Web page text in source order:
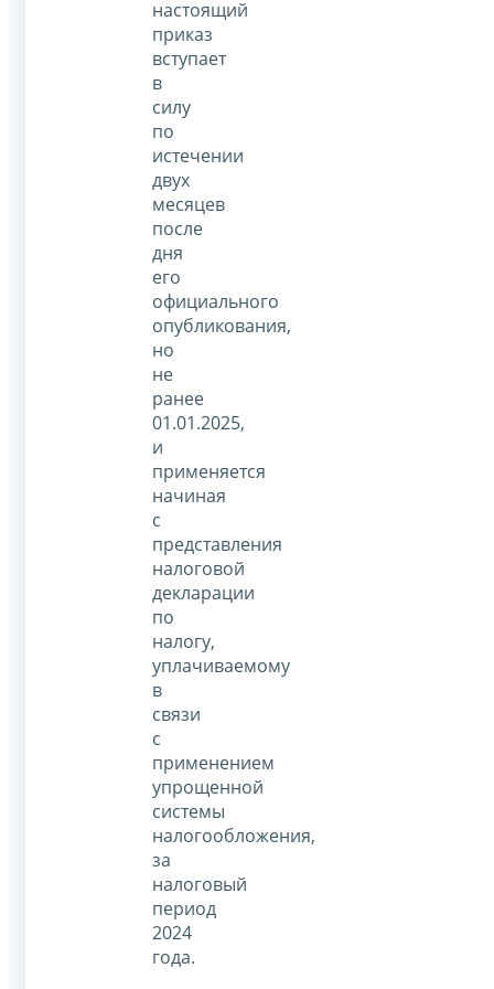
настоящий
приказ
вступает
в
силу
по
истечении
двух
месяцев
после
дня
его
официального
опубликования,
но
не
ранее
01.01.2025,
и
применяется
начиная
с
представления
налоговой
декларации
по
налогу,
уплачиваемому
в
связи
с
применением
упрощенной
системы
налогообложения,
за
налоговый
период
2024
года.